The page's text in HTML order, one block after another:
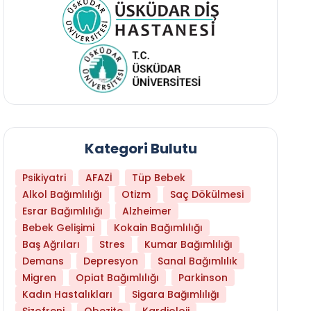
Kategori Bulutu
Psikiyatri AFAZİ
Tüp Bebek
Alkol Bağımlılığı
Otizm
Saç Dökülmesi
Esrar Bağımlılığı
Alzheimer
Bebek Gelişimi
Kokain Bağımlılığı
Baş Ağrıları
Stres
Kumar Bağımlılığı
Demans
Depresyon
Sanal Bağımlılık
Migren
Opiat Bağımlılığı
Parkinson
Kadın Hastalıkları
Sigara Bağımlılığı